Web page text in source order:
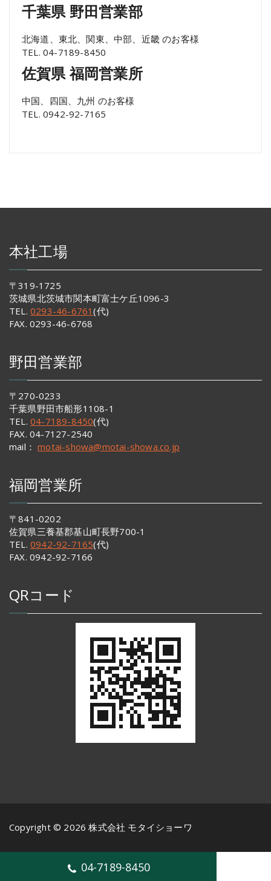
千葉県 野田営業部
北海道、東北、関東、中部、近畿 のお客様
TEL. 04-7189-8450
佐賀県 福岡営業所
中国、四国、九州 のお客様
TEL. 0942-92-7165
本社工場
〒319-1725
茨城県北茨城市関本町富士ケ丘1096-3
TEL. 0293-46-6761(代)
FAX. 0293-46-6768
野田営業部
〒270-0233
千葉県野田市船形1108-1
TEL. 04-7189-8450(代)
FAX. 04-7127-2540
mail：motai-showa@motai-showa.co.jp
福岡営業所
〒841-0202
佐賀県三養基郡基山町長野700-1
TEL. 0942-92-7165(代)
FAX. 0942-92-7166
QRコード
Copyright © 2026 株式会社 モタイショーワ
04-7189-8450